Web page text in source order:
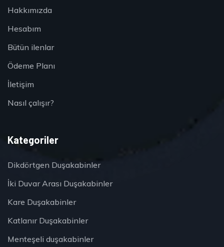
Hakkımızda
Hesabım
Bütün ilenlar
Ödeme Planı
İletişim
Nasıl çalışır?
Kategoriler
Dikdörtgen Duşakabinler
İki Duvar Arası Duşakabinler
Kare Duşakabinler
Katlanır Duşakabinler
Menteşeli duşakabinler